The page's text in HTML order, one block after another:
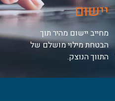
יישום
מחייב יישום מהיר תוך
הבטחת מילוי מושלם של
התווך הנוצק.